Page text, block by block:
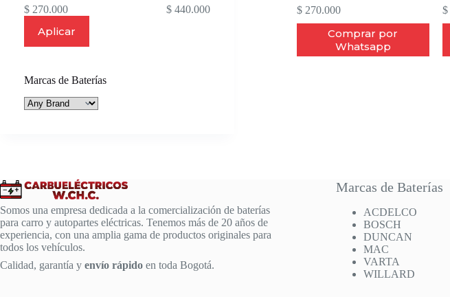
$270.000
Comprar por
Whatsapp
$
$ 270.000 $ 440.000
Aplicar
Marcas de Baterías
Somos una empresa dedicada a la comercialización de baterías
para carro y autopartes eléctricas. Tenemos más de 20 años de
experiencia, con una amplia gama de productos originales para
todos los vehículos.
Calidad, garantía y envío rápido en toda Bogotá.
Marcas de Baterías
ACDELCO
BOSCH
DUNCAN
MAC
VARTA
WILLARD